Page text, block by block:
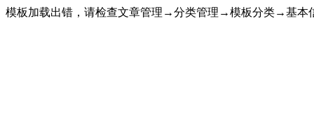
模板加载出错，请检查文章管理→分类管理→模板分类→基本